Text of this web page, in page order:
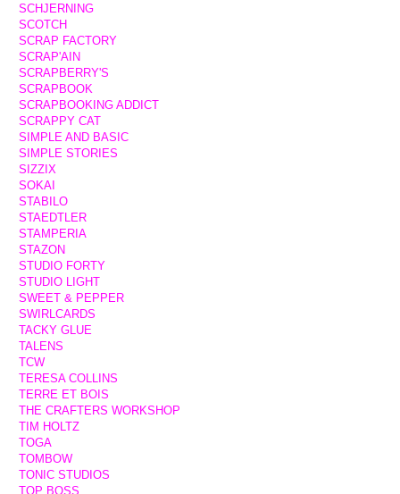
SCHJERNING
SCOTCH
SCRAP FACTORY
SCRAP'AIN
SCRAPBERRY'S
SCRAPBOOK
SCRAPBOOKING ADDICT
SCRAPPY CAT
SIMPLE AND BASIC
SIMPLE STORIES
SIZZIX
SOKAI
STABILO
STAEDTLER
STAMPERIA
STAZON
STUDIO FORTY
STUDIO LIGHT
SWEET & PEPPER
SWIRLCARDS
TACKY GLUE
TALENS
TCW
TERESA COLLINS
TERRE ET BOIS
THE CRAFTERS WORKSHOP
TIM HOLTZ
TOGA
TOMBOW
TONIC STUDIOS
TOP BOSS